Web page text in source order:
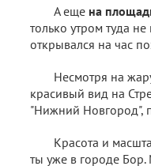
А еще на
только утром туда
открывался на час
Несмотря на
красивый вид на
"Нижний Новгород",
Красота и
ты уже в городе Бор.